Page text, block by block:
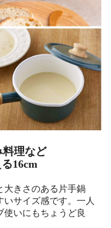
料理など
16cm
大きさのある片手鍋
いサイズ感です。一人
使いにもちょうど良